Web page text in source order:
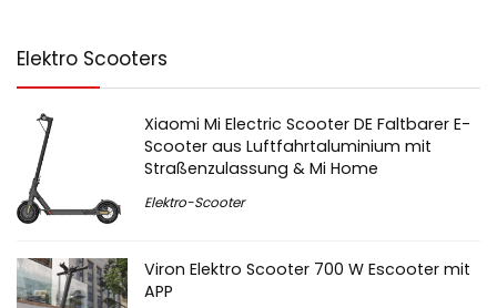
Elektro Scooters
Xiaomi Mi Electric Scooter DE Faltbarer E-
Scooter aus Luftfahrtaluminium mit
Straßenzulassung & Mi Home
Elektro-Scooter
Viron Elektro Scooter 700 W Escooter mit
APP